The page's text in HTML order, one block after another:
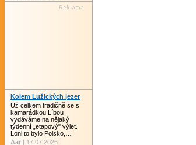
Kolem Lužických jezer
Už celkem tradičně se s
kamarádkou Líbou
vydáváme na nějaký
týdenní „etapový" výlet.
Loni to bylo Polsko,…
Aar | 17.07.2026